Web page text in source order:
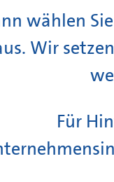
wählen
Wir
Für